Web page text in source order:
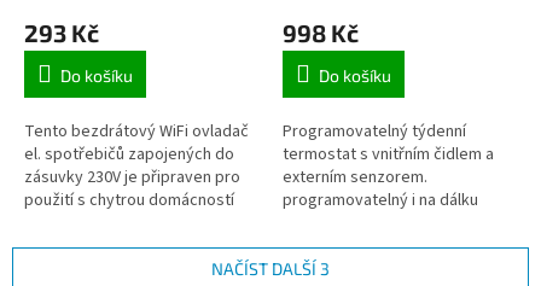
max. zatížení 3680W /
16A, řízení mobilem
pomocí aplikace
TuyaSmart
293 Kč
Do košíku
Tento bezdrátový WiFi ovladač
el. spotřebičů zapojených do
zásuvky 230V je připraven pro
použití s chytrou domácností
Smart. Tento ovladač...
čidlem pro aplikaci
TuyaSmart
998 Kč
Do košíku
Programovatelný týdenní
termostat s vnitřním čidlem a
externím senzorem.
programovatelný i na dálku
aplikací TUYA SMART, možnost
zapínání i...
NAČÍST DALŠÍ 3